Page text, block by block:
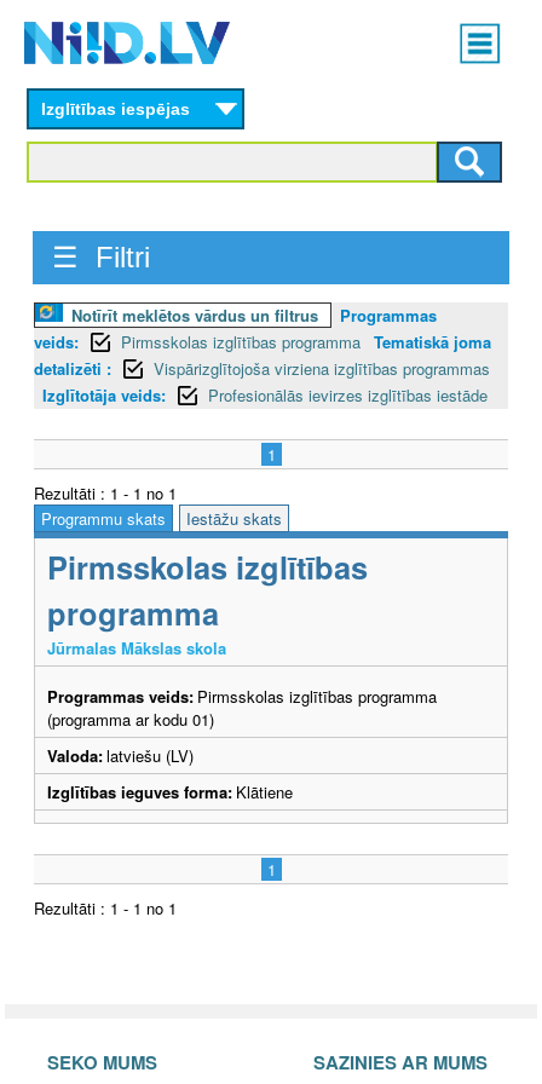
content
Main
menu
Izglītības iespējas
☰ Filtri
Notīrīt meklētos vārdus un filtrus
Programmas
veids:
Pirmsskolas izglītības programma Tematiskā joma
detalizēti :
Vispārizglītojoša virziena izglītības programmas
Izglītotāja veids:
Profesionālās ievirzes izglītības iestāde
1
Rezultāti : 1 - 1 no 1
Programmu skats
Iestāžu skats
Pirmsskolas izglītības
programma
Jūrmalas Mākslas skola
Programmas veids: Pirmsskolas izglītības programma
(programma ar kodu 01)
Valoda:latviešu (LV)
Izglītības ieguves forma: Klātiene
1
Rezultāti : 1 - 1 no 1
SEKO MUMS SAZINIES AR MUMS